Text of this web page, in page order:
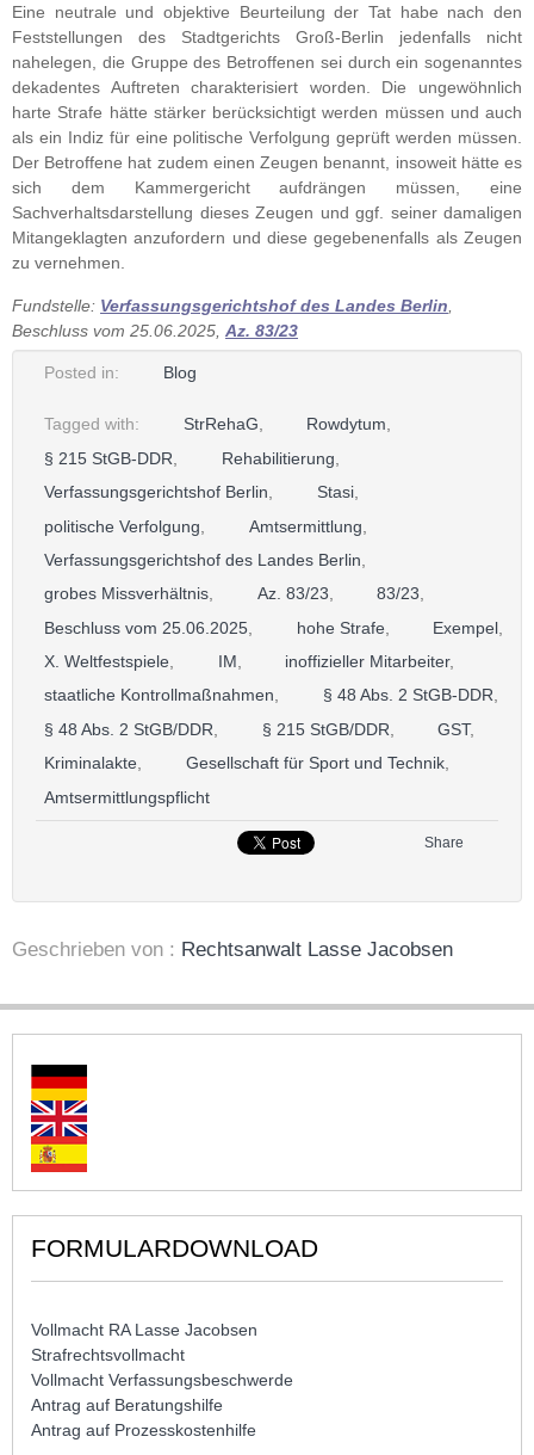
Eine neutrale und objektive Beurteilung der Tat habe nach den
Feststellungen des Stadtgerichts Groß-Berlin jedenfalls nicht
nahelegen, die Gruppe des Betroffenen sei durch ein sogenanntes
dekadentes Auftreten charakterisiert worden. Die ungewöhnlich
harte Strafe hätte stärker berücksichtigt werden müssen und auch
als ein Indiz für eine politische Verfolgung geprüft werden müssen.
Der Betroffene hat zudem einen Zeugen benannt, insoweit hätte es
sich dem Kammergericht aufdrängen müssen, eine
Sachverhaltsdarstellung dieses Zeugen und ggf. seiner damaligen
Mitangeklagten anzufordern und diese gegebenenfalls als Zeugen
zu vernehmen.
Fundstelle: Verfassungsgerichtshof des Landes Berlin
Beschluss vom 25.06.2025, Az. 83/23
Posted in: Blog
Tagged with: StrRehaG, Rowdytum,
§ 215 StGB-DDR
Rehabilitierung
Verfassungsgerichtshof Berlin
Stasi,
politische Verfolgung
Amtsermittlung
Verfassungsgerichtshof des Landes Berlin
grobes Missverhältnis, Az. 83/23, 83/23,
Beschluss vom 25.06.2025
hohe Strafe Exempel
X. Weltfestspiele
IM inoffizieller Mitarbeiter,
staatliche Kontrollmaßnahmen, § 48 Abs. 2 StGB-DDR,
§ 48 Abs. 2 StGB/DDR
§ 215 StGB/DDR GST,
Kriminalakte
Gesellschaft für Sport und Technik,
Amtsermittlungspflicht
Share
Geschrieben von : Rechtsanwalt Lasse Jacobsen
FORMULARDOWNLOAD
Vollmacht RA Lasse Jacobsen
Strafrechtsvollmacht
Vollmacht Verfassungsbeschwerde
Antrag auf Beratungshilfe
Antrag auf Prozesskostenhilfe